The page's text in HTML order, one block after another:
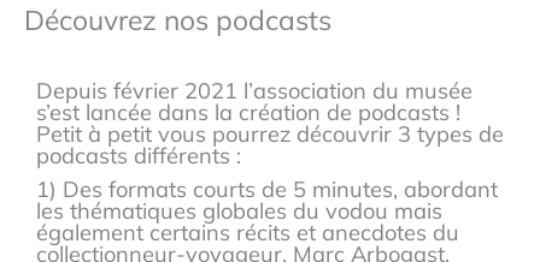
Découvrez nos podcasts
Depuis février 2021 l’association du musée
s’est lancée dans la création de podcasts !
Petit à petit vous pourrez découvrir 3 types de
podcasts différents :
1) Des formats courts de 5 minutes, abordant
les thématiques globales du vodou mais
également certains récits et anecdotes du
collectionneur-voyageur, Marc Arbogast.